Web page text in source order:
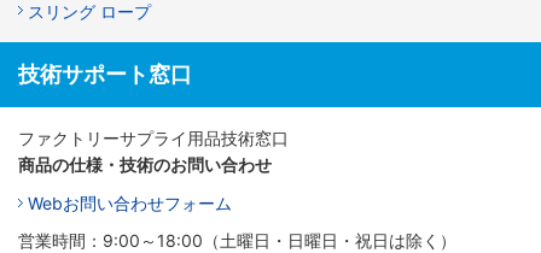
スリング ロープ
技術サポート窓口
ファクトリーサプライ用品技術窓口
商品の仕様・技術のお問い合わせ
Webお問い合わせフォーム
営業時間：9:00～18:00（土曜日・日曜日・祝日は除く）